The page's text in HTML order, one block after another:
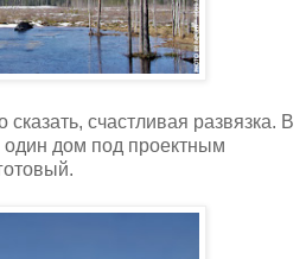
сказать, счастливая развязка. В
дом под проектным